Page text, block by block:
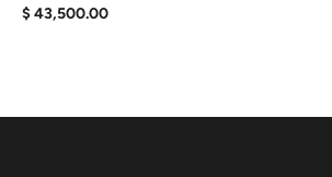
$ 43,500.00